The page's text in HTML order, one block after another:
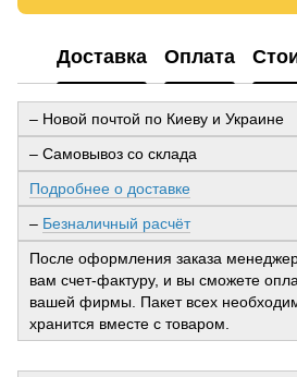
Доставка Оплата
– Новой почтой по Киеву и Украине
– Самовывоз со склада
Подробнее о доставке
– Безналичный расчёт
После оформления заказа
вам счет-фактуру, и вы сможете
вашей фирмы. Пакет всех
хранится вместе с товаром.